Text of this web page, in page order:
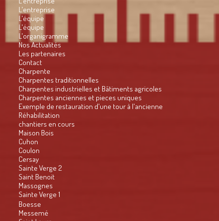
L'entreprise
L'équipe
L'équipe
L'organigramme
Nos Actualités
Les partenaires
Contact
Charpente
Charpentes traditionnelles
Charpentes industrielles et Bâtiments agricoles
Charpentes anciennes et pieces uniques
Exemple de restauration d'une tour à l'ancienne
Réhabilitation
chantiers en cours
Maison Bois
Cuhon
Coulon
Cersay
Sainte Verge 2
Saint Benoit
Massognes
Sainte Verge 1
Boesse
Messemé